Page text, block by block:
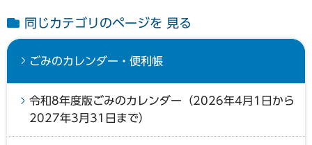
同じカテゴリのページを 見る
ごみのカレンダー・便利帳
令和8年度版ごみのカレンダー（2026年4月1日から
2027年3月31日まで）